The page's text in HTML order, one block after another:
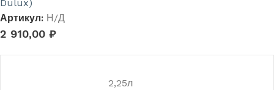
Артикул: Н/Д
2 910,00 ₽
2,25л